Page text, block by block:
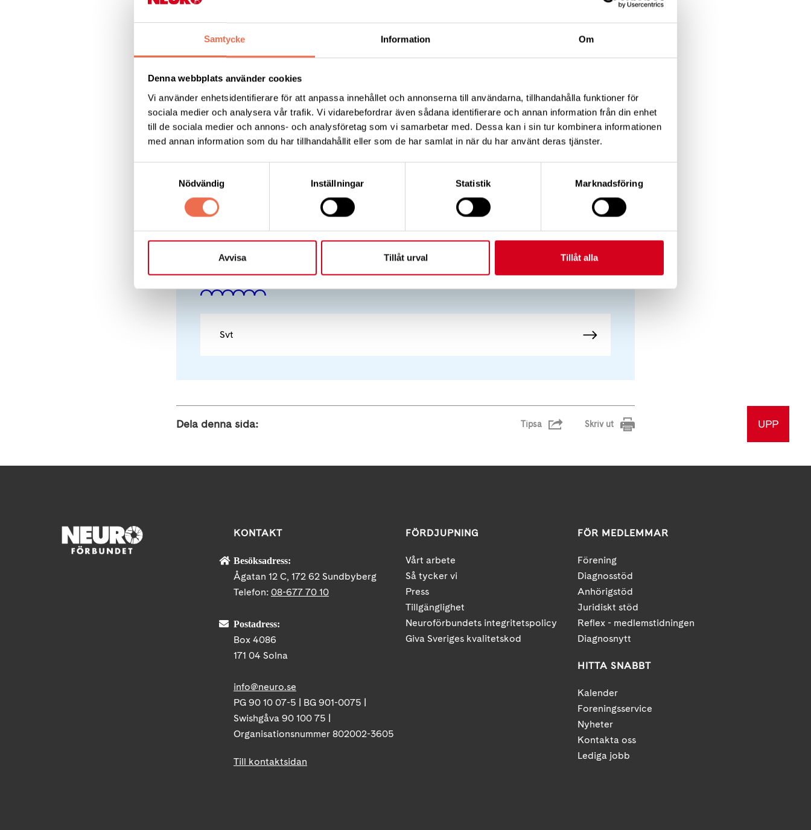
Samtycke Information Om
Denna webbplats använder cookies
Vi använder enhetsidentifierare för att anpassa innehållet och annonserna till användarna, tillhandahålla funktioner för
sociala medier och analysera vår trafik. Vi vidarebefordrar även sådana identifierare och annan information från din enhet
till de sociala medier och annons- och analysföretag som vi samarbetar med. Dessa kan i sin tur kombinera informationen
med annan information som du har tillhandahållit eller som de har samlat in när du har använt deras tjänster.
Nödvändig
Inställningar Statistik Marknadsföring
Avvisa Tillåt urval Tillåt alla
Det är fortfarande inte klarlagt om det räcker med en tredje dos eller om de måste ta om
både dos ett och två för att uppnå full effekt med antikroppar. Det kan innebära att de
behöver vänta tills immunförsvaret återhämtat sig innan de får påfyllnadsdos som ger effekt.
– Visst finns det en oro, särskilt i den här gruppen, säger ordföranden Lise Lidbäck.
Oro finns även kring restriktionslättnaderna 29 september.
– Vissa fullvaccinerade som tillhör riskgrupp vågar fortfarande inte gå ut. Det lilla hänsyn man
tog förra året med att hålla avstånd har fullständigt försvunnit, vilket är oroväckande.
Läs hela nyheten
Svt
Dela denna sida: Tipsa Skriv ut UPP
KONTAKT
Besöksadress:
Ågatan 12 C, 172 62 Sundbyberg
Telefon: 08-677 70 10
Postadress:
Box 4086
171 04 Solna
info@neuro.se
PG 90 10 07-5 | BG 901-0075 |
Swishgåva 90 100 75 |
Organisationsnummer 802002-3605
Till kontaktsidan
FÖRDJUPNING
Vårt arbete
Så tycker vi
Press
Tillgänglighet
Neuroförbundets integritetspolicy
Giva Sveriges kvalitetskod
FÖR MEDLEMMAR
Förening
Diagnosstöd
Anhörigstöd
Juridiskt stöd
Reflex - medlemstidningen
Diagnosnytt
HITTA SNABBT
Kalender
Foreningsservice
Nyheter
Kontakta oss
Lediga jobb